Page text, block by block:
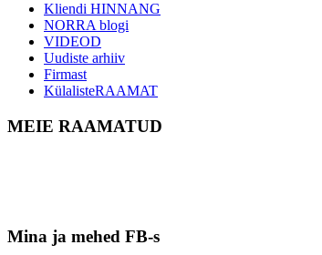
Kliendi HINNANG
NORRA blogi
VIDEOD
Uudiste arhiiv
Firmast
KülalisteRAAMAT
MEIE RAAMATUD
Mina ja mehed FB-s